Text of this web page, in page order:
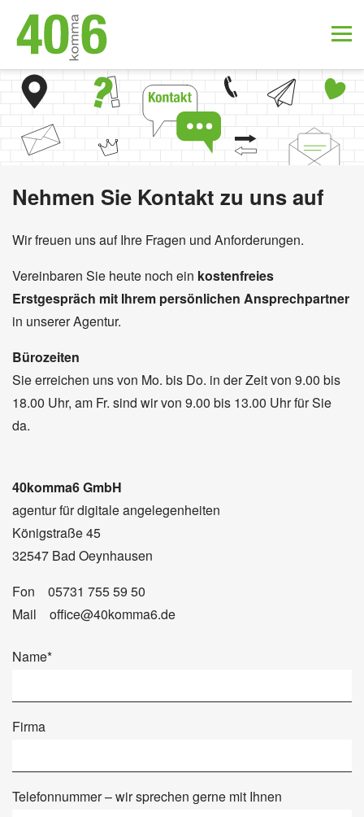
Nehmen Sie Kontakt zu uns auf
Wir freuen uns auf Ihre Fragen und Anforderungen.
Vereinbaren Sie heute noch ein kostenfreies
Erstgespräch mit Ihrem persönlichen Ansprechpartner
in unserer Agentur.
Bürozeiten
Sie erreichen uns von Mo. bis Do. in der Zeit von 9.00 bis
18.00 Uhr, am Fr. sind wir von 9.00 bis 13.00 Uhr für Sie
da.
40komma6 GmbH
agentur für digitale angelegenheiten
Königstraße 45
32547 Bad Oeynhausen
Fon 05731 755 59 50
Mail office@40komma6.de
Name*
Firma
Telefonnummer – wir sprechen gerne mit Ihnen